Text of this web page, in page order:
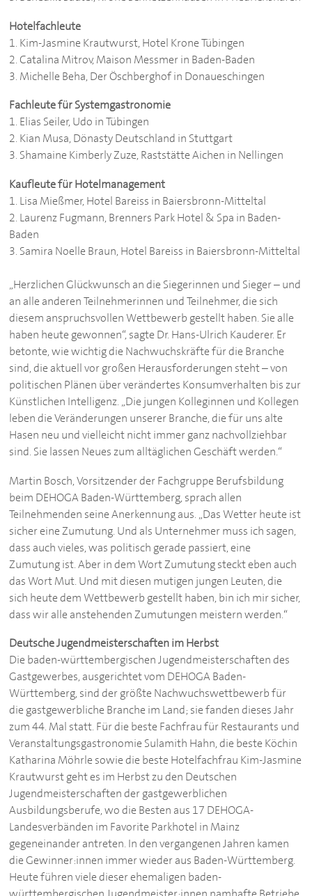
Hotelfachleute
1. Kim-Jasmine Krautwurst, Hotel Krone Tübingen
2. Catalina Mitrov, Maison Messmer in Baden-Baden
3. Michelle Beha, Der Öschberghof in Donaueschingen
Fachleute für Systemgastronomie
1. Elias Seiler, Udo in Tübingen
2. Kian Musa, Dönasty Deutschland in Stuttgart
3. Shamaine Kimberly Zuze, Raststätte Aichen in Nellingen
Kaufleute für Hotelmanagement
1. Lisa Mießmer, Hotel Bareiss in Baiersbronn-Mitteltal
2. Laurenz Fugmann, Brenners Park Hotel & Spa in Baden-
Baden
3. Samira Noelle Braun, Hotel Bareiss in Baiersbronn-Mitteltal
„Herzlichen Glückwunsch an die Siegerinnen und Sieger – und
an alle anderen Teilnehmerinnen und Teilnehmer, die sich
diesem anspruchsvollen Wettbewerb gestellt haben. Sie alle
haben heute gewonnen“, sagte Dr. Hans-Ulrich Kauderer. Er
betonte, wie wichtig die Nachwuchskräfte für die Branche
sind, die aktuell vor großen Herausforderungen steht – von
politischen Plänen über verändertes Konsumverhalten bis zur
Künstlichen Intelligenz. „Die jungen Kolleginnen und Kollegen
leben die Veränderungen unserer Branche, die für uns alte
Hasen neu und vielleicht nicht immer ganz nachvollziehbar
sind. Sie lassen Neues zum alltäglichen Geschäft werden.“
Martin Bosch, Vorsitzender der Fachgruppe Berufsbildung
beim DEHOGABaden-Württemberg, sprach allen
Teilnehmenden seine Anerkennung aus. „Das Wetter heute ist
sicher eine Zumutung. Und als Unternehmer muss ich sagen,
dass auch vieles, was politisch gerade passiert, eine
Zumutung ist. Aber in dem Wort Zumutung steckt eben auch
das Wort Mut. Und mit diesen mutigen jungen Leuten, die
sich heute dem Wettbewerb gestellt haben, bin ich mir sicher,
dass wir alle anstehenden Zumutungen meistern werden.“
Deutsche Jugendmeisterschaften im Herbst
Die baden-württembergischen Jugendmeisterschaften des
Gastgewerbes, ausgerichtet vom DEHOGABaden-
Württemberg, sind der größte Nachwuchswettbewerb für
die gastgewerbliche Branche im Land; sie fanden dieses Jahr
zum 44. Mal statt. Für die beste Fachfrau für Restaurants und
Veranstaltungsgastronomie Sulamith Hahn, die beste Köchin
Katharina Möhrle sowie die beste Hotelfachfrau Kim-Jasmine
Krautwurst geht es im Herbst zu den Deutschen
Jugendmeisterschaften der gastgewerblichen
Ausbildungsberufe, wo die Besten aus 17 DEHOGA-
Landesverbänden im Favorite Parkhotel in Mainz
gegeneinander antreten. In den vergangenen Jahren kamen
die Gewinner:innen immer wieder aus Baden-Württemberg.
Heute führen viele dieser ehemaligen baden-